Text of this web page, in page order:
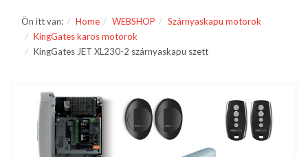
Ön itt van: Home WEBSHOP
Szárnyaskapu motorok
KingGates karos motorok
KingGates JET XL230-2 szárnyaskapu szett